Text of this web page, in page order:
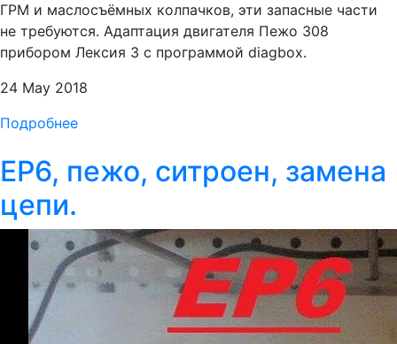
ГРМ и маслосъёмных колпачков, эти запасные части
не требуются. Адаптация двигателя Пежо 308
прибором Лексия 3 с программой diagbox.
24 May 2018
Подробнее
ЕР6, пежо, ситроен, замена
цепи.